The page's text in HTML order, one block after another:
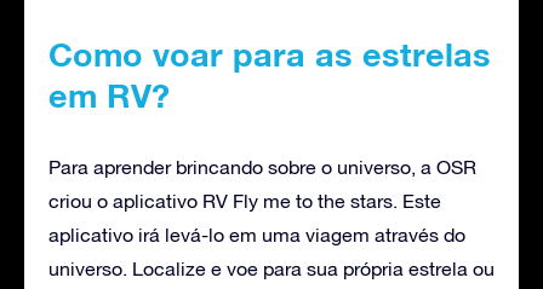
Como voar para as estrelas
em RV?
Para aprender brincando sobre o universo, a OSR
criou o aplicativo RV Fly me to the stars. Este
aplicativo irá levá-lo em uma viagem através do
universo. Localize e voe para sua própria estrela ou